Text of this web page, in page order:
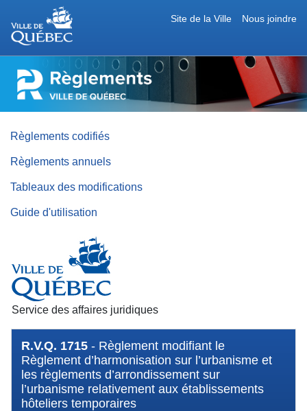
Nous joindre
Site de la Ville
RÈGLEMENTS
DE
QUÉBEC
Règlements codifiés
Règlements annuels
Tableaux des modifications
Guide d'utilisation
Service des affaires juridiques
R.V.Q. 1715 - Règlement modifiant le
Règlement d’harmonisation sur l’urbanisme et
les règlements d’arrondissement sur
l’urbanisme relativement aux établissements
hôteliers temporaires